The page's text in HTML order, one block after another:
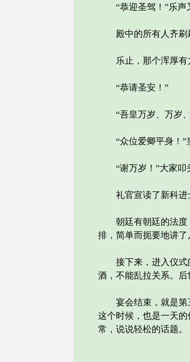
“恭迎圣驾！”乐声
殿中的所有人齐刷
乐止，那个浑厚有
“恭请圣安！”
“吾皇万岁、万岁、
“众位爱卿平身！”
“谢万岁！”大家叩
礼官宣读了新科进
朝廷有朝廷的法度，
排，简单而扼要地讲了
接下来，进入仪式的
酒，不能乱拉关系。后
宴会结束，就是第三
这个时候，也是一天
常，说说轻松的话题。